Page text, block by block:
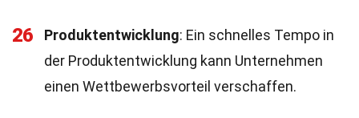
26 Produktentwicklung: Ein schnelles Tempo in
der Produktentwicklung kann Unternehmen
einen Wettbewerbsvorteil verschaffen.